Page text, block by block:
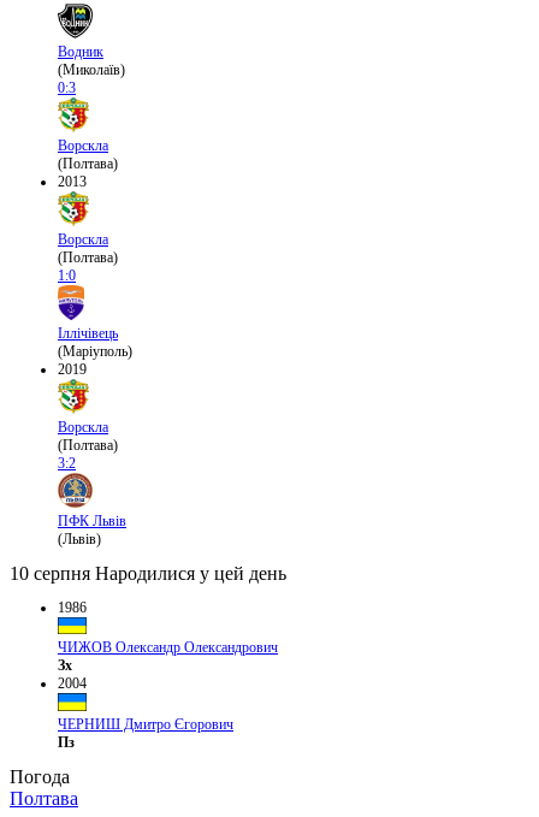
Водник
(Миколаїв)
0:3
Ворскла
(Полтава)
2013
Ворскла
(Полтава)
1:0
Іллічівець
(Маріуполь)
2019
Ворскла
(Полтава)
3:2
ПФК Львів
(Львів)
10 серпня Народилися у цей день
1986
ЧИЖОВ Олександр Олександрович
Зх
2004
ЧЕРНИШ Дмитро Єгорович
Пз
Погода
Полтава